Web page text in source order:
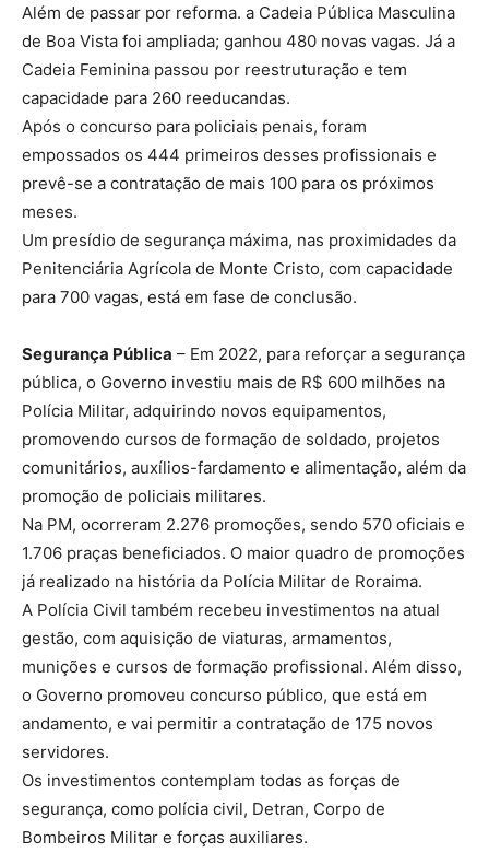
Além de passar por reforma. a Cadeia Pública Masculina
de Boa Vista foi ampliada; ganhou 480 novas vagas. Já a
Cadeia Feminina passou por reestruturação e tem
capacidade para 260 reeducandas.
Após o concurso para policiais penais, foram
empossados os 444 primeiros desses profissionais e
prevê-se a contratação de mais 100 para os próximos
meses.
Um presídio de segurança máxima, nas proximidades da
Penitenciária Agrícola de Monte Cristo, com capacidade
para 700 vagas, está em fase de conclusão.
Segurança Pública – Em 2022, para reforçar a segurança
pública, o Governo investiu mais de R$ 600 milhões na
Polícia Militar, adquirindo novos equipamentos,
promovendo cursos de formação de soldado, projetos
comunitários, auxílios-fardamento e alimentação, além da
promoção de policiais militares.
Na PM, ocorreram 2.276 promoções, sendo 570 oficiais e
1.706 praças beneficiados. O maior quadro de promoções
já realizado na história da Polícia Militar de Roraima.
A Polícia Civil também recebeu investimentos na atual
gestão, com aquisição de viaturas, armamentos,
munições e cursos de formação profissional. Além disso,
o Governo promoveu concurso público, que está em
andamento, e vai permitir a contratação de 175 novos
servidores.
Os investimentos contemplam todas as forças de
segurança, como polícia civil, Detran, Corpo de
Bombeiros Militar e forças auxiliares.